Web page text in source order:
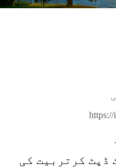
ڈپٹ کرتربیت کی